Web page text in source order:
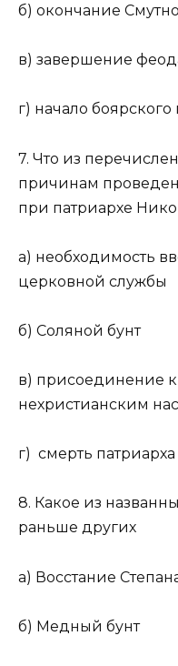
б) окончание
в) завершение
г) начало
7. Что из
причинам
при патриархе
а) необходимость
церковной службы
б) Соляной бунт
в) присоединение
нехристианским
г) смерть
8. Какое из
раньше других
а) Восстание
б) Медный бунт